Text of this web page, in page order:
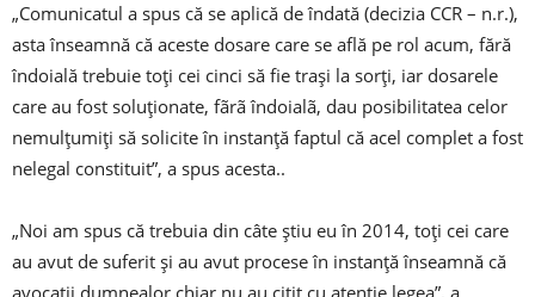
„Comunicatul a spus că se aplică de îndată (decizia CCR – n.r.),
asta înseamnă că aceste dosare care se află pe rol acum, fără
îndoială trebuie toţi cei cinci să fie traşi la sorţi, iar dosarele
care au fost soluţionate, fãrã îndoialã, dau posibilitatea celor
nemulţumiţi să solicite în instanţă faptul că acel complet a fost
nelegal constituit”, a spus acesta..
„Noi am spus că trebuia din câte ştiu eu în 2014, toţi cei care
au avut de suferit şi au avut procese în instanţă înseamnă că